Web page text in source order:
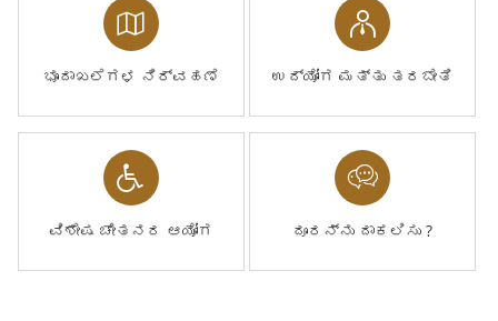
ಭೂದಾಖಲೆಗಳ ನಿರ್ವಹಣೆ ಉದ್ಯೋಗ ಮತ್ತು ತರಬೇತಿ
ವಿಶೇಷ ಚೇತನರ ಆಯೋಗ ದೂರನ್ನು ದಾಕಲಿಸು ?